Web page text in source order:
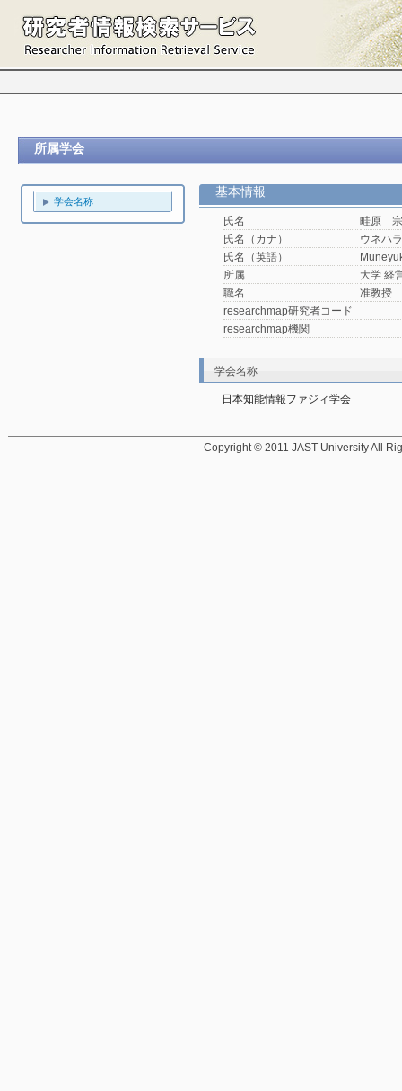
所属学会
学会名称
基本情報
氏名
畦原
氏名（カナ）
ウネハ
氏名（英語）
所属
大学 経
職名
准教授
researchmap研究者コード
researchmap機関
学会名称
日本知能情報ファジィ学会